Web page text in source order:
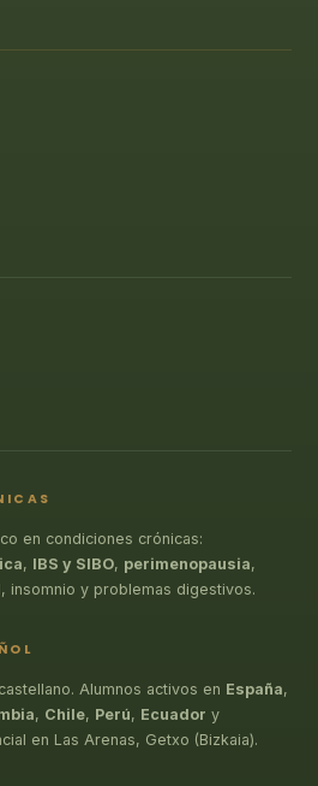
en condiciones crónicas:
, IBS y SIBO, perimenopausia,
insomnio y problemas digestivos.
Alumnos activos en España,
, Chile, Perú, Ecuador y
en Las Arenas, Getxo (Bizkaia).